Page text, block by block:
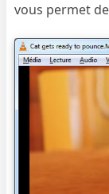
vous permet